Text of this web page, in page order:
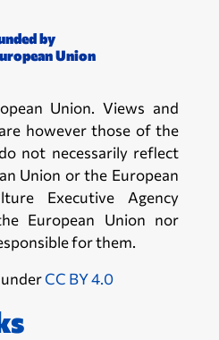
by
Union
Union. Views and
however those of the
not necessarily reflect
Union or the European
Executive Agency
European Union nor
for them.
CC BY 4.0